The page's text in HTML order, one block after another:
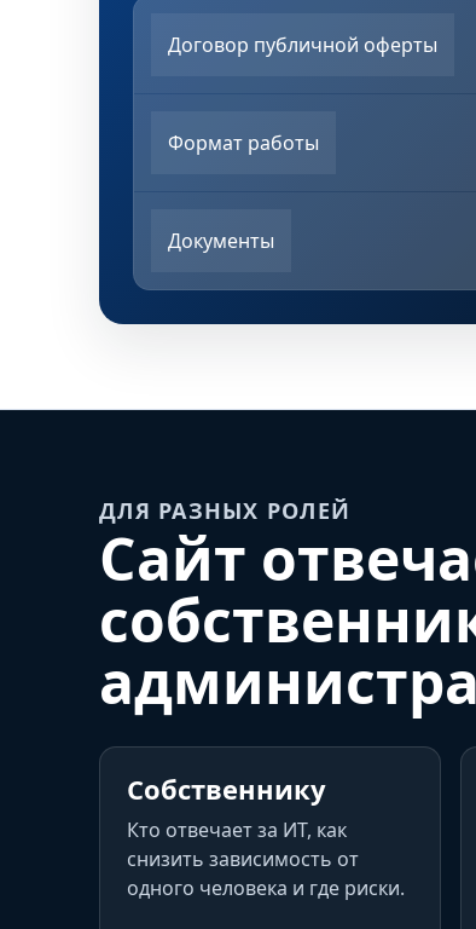
Договор публичной оферты
Формат работы
Документы
ДЛЯ РАЗНЫХ РОЛЕЙ
Сайт
Собственнику
Кто отвечает за ИТ, как
снизить зависимость от
одного человека и где риски.